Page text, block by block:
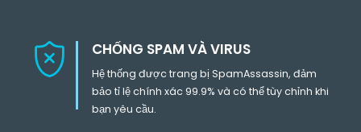
CHỐNG SPAM VÀ VIRUS
Hệ thống được trang bị SpamAssassin, đảm
bảo tỉ lệ chính xác 99.9% và có thể tùy chỉnh khi
bạn yêu cầu.